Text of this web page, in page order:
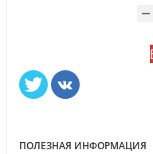
ПОЛЕЗНАЯ ИНФОРМАЦИЯ